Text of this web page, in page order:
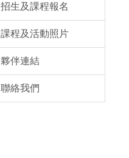
招生及課程報名
課程及活動照片
夥伴連結
聯絡我們